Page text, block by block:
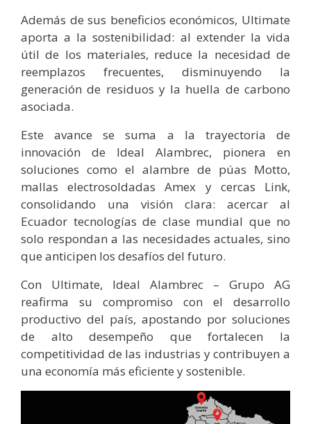
Además de sus beneficios económicos, Ultimate
aporta a la sostenibilidad: al extender la vida
útil de los materiales, reduce la necesidad de
reemplazos frecuentes, disminuyendo la
generación de residuos y la huella de carbono
asociada.
Este avance se suma a la trayectoria de
innovación de Ideal Alambrec, pionera en
soluciones como el alambre de púas Motto,
mallas electrosoldadas Amex y cercas Link,
consolidando una visión clara: acercar al
Ecuador tecnologías de clase mundial que no
solo respondan a las necesidades actuales, sino
que anticipen los desafíos del futuro.
Con Ultimate, Ideal Alambrec – Grupo AG
reafirma su compromiso con el desarrollo
productivo del país, apostando por soluciones
de alto desempeño que fortalecen la
competitividad de las industrias y contribuyen a
una economía más eficiente y sostenible.